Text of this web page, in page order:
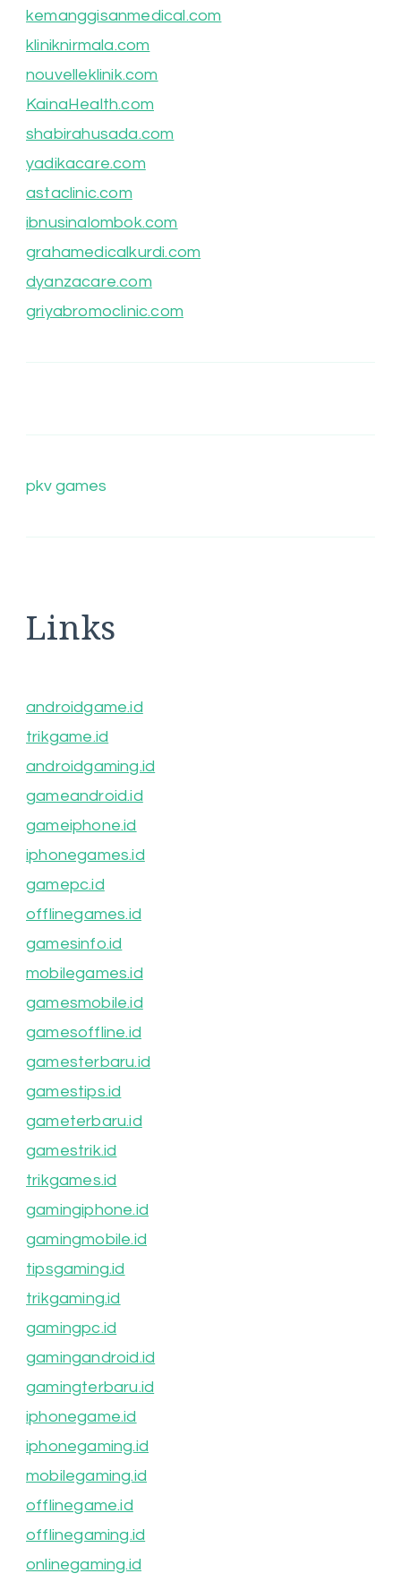
kemanggisanmedical.com
kliniknirmala.com
nouvelleklinik.com
KainaHealth.com
shabirahusada.com
yadikacare.com
astaclinic.com
ibnusinalombok.com
grahamedicalkurdi.com
dyanzacare.com
griyabromoclinic.com
pkv games
Links
androidgame.id
trikgame.id
androidgaming.id
gameandroid.id
gameiphone.id
iphonegames.id
gamepc.id
offlinegames.id
gamesinfo.id
mobilegames.id
gamesmobile.id
gamesoffline.id
gamesterbaru.id
gamestips.id
gameterbaru.id
gamestrik.id
trikgames.id
gamingiphone.id
gamingmobile.id
tipsgaming.id
trikgaming.id
gamingpc.id
gamingandroid.id
gamingterbaru.id
iphonegame.id
iphonegaming.id
mobilegaming.id
offlinegame.id
offlinegaming.id
onlinegaming.id